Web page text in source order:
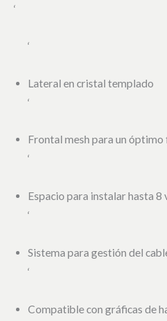
‘
‘
Lateral en cristal templado
‘
Frontal mesh para un óptimo
‘
Espacio para instalar hasta 8
‘
Sistema para gestión del
‘
Compatible con gráficas de